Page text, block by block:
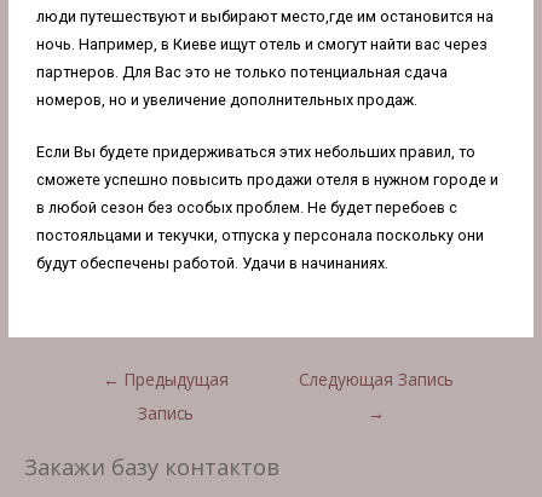
люди путешествуют и выбирают место,где им остановится на
ночь. Например, в Киеве ищут отель и смогут найти вас через
партнеров. Для Вас это не только потенциальная сдача
номеров, но и увеличение дополнительных продаж.
Если Вы будете придерживаться этих небольших правил, то
сможете успешно повысить продажи отеля в нужном городе и
в любой сезон без особых проблем. Не будет перебоев с
постояльцами и текучки, отпуска у персонала поскольку они
будут обеспечены работой. Удачи в начинаниях.
← Предыдущая
Запись
Следующая Запись
→
Закажи базу контактов